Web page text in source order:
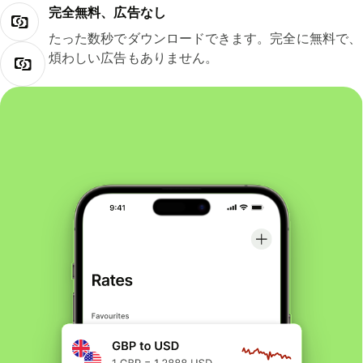
完全無料、広告なし
たった数秒でダウンロードできます。完全に無料で、
煩わしい広告もありません。